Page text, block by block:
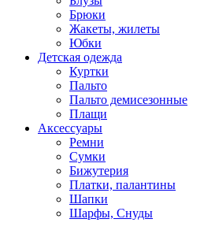
Брюки
Жакеты, жилеты
Юбки
Детская одежда
Куртки
Пальто
Пальто демисезонные
Плащи
Аксессуары
Ремни
Сумки
Бижутерия
Платки, палантины
Шапки
Шарфы, Снуды